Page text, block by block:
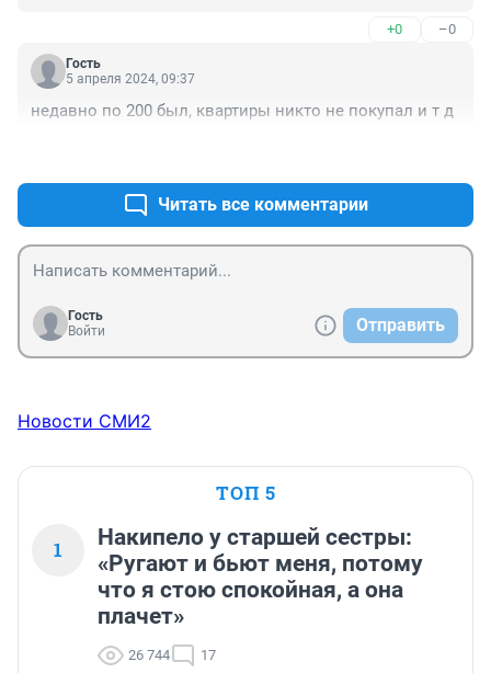
+0 –0
Гость
5 апреля 2024, 09:37
недавно по 200 был, квартиры никто не покупал и т д
Читать все комментарии
Гость
Войти
Отправить
Новости СМИ2
ТОП 5
1
Накипело у старшей сестры:
«Ругают и бьют меня, потому
что я стою спокойная, а она
плачет»
26 744 17